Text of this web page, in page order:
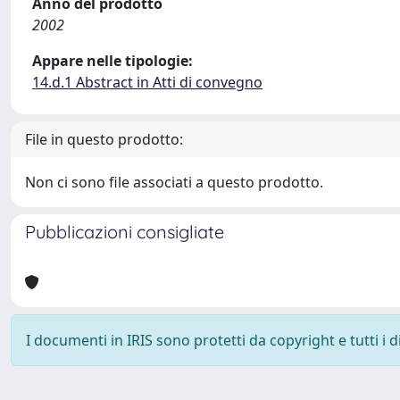
2002
Appare nelle tipologie:
14.d.1 Abstract in Atti di convegno
File in questo prodotto:
Non ci sono file associati a questo prodotto.
Pubblicazioni consigliate
I documenti in IRIS sono protetti da copyright e tutti i